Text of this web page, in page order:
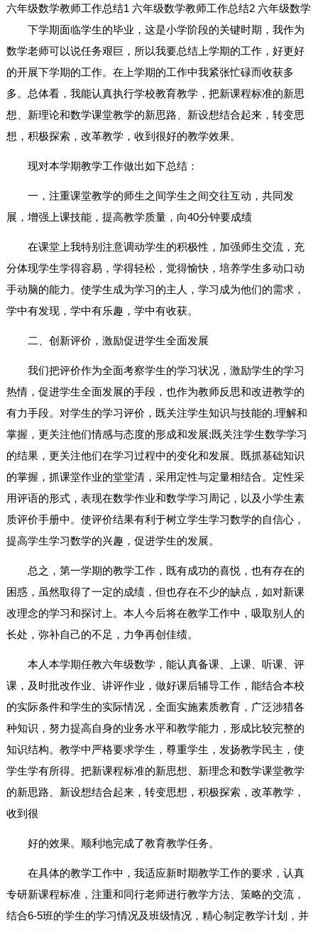
六年级数学教师工作总结1
下学期面临学生的毕业，这是小学阶段的关键时期，我作为
数学老师可以说任务艰巨，所以我要总结上学期的工作，好更好
的开展下学期的工作。在上学期的工作中我紧张忙碌而收获多
多。总体看，我能认真执行学校教育教学，把新课程标准的新思
想、新理论和数学课堂教学的新思路、新设想结合起来，转变思
想，积极探索，改革教学，收到很好的教学效果。
现对本学期教学工作做出如下总结：
一，注重课堂教学的师生之间学生之间交往互动，共同发
展，增强上课技能，提高教学质量，向40分钟要成绩
在课堂上我特别注意调动学生的积极性，加强师生交流，充
分体现学生学得容易，学得轻松，觉得愉快，培养学生多动口动
手动脑的能力。使学生成为学习的主人，学习成为他们的需求，
学中有发现，学中有乐趣，学中有收获。
二、创新评价，激励促进学生全面发展
我们把评价作为全面考察学生的学习状况，激励学生的学习
热情，促进学生全面发展的手段，也作为教师反思和改进教学的
有力手段。对学生的学习评价，既关注学生知识与技能的.理解和
掌握，更关注他们情感与态度的形成和发展;既关注学生数学学习
的结果，更关注他们在学习过程中的变化和发展。既抓基础知识
的掌握，抓课堂作业的堂堂清，采用定性与定量相结合。定性采
用评语的形式，表现在数学作业和数学学习周记，以及小学生素
质评价手册中。使评价结果有利于树立学生学习数学的自信心，
提高学生学习数学的兴趣，促进学生的发展。
总之，第一学期的教学工作，既有成功的喜悦，也有存在的
困惑，虽然取得了一定的成绩，但也存在不少的缺点，如对新课
改理念的学习和探讨上。本人今后将在教学工作中，吸取别人的
长处，弥补自己的不足，力争再创佳绩。
六年级数学教师工作总结2
本人本学期任教六年级数学，能认真备课、上课、听课、评
课，及时批改作业、讲评作业，做好课后辅导工作，能结合本校
的实际条件和学生的实际情况，全面实施素质教育，广泛涉猎各
种知识，努力提高自身的业务水平和教学能力，形成比较完整的
知识结构。教学中严格要求学生，尊重学生，发扬教学民主，使
学生学有所得。把新课程标准的新思想、新理念和数学课堂教学
的新思路、新设想结合起来，转变思想，积极探索，改革教学，
收到很
好的效果。顺利地完成了教育教学任务。
在具体的教学工作中，我适应新时期教学工作的要求，认真
专研新课程标准，注重和同行老师进行教学方法、策略的交流，
结合6-5班的学生的学习情况及班级情况，精心制定教学计划，并
六年级数学